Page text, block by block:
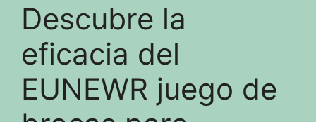
Descubre la
eficacia del
EUNEWR juego de